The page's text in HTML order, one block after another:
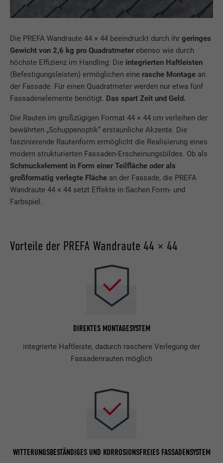
Die PREFA Wandraute 44 × 44 beeindruckt durch ihrgeringes
Gewicht von 2,6 kg pro Quadratmeter ebenso wie durch
höchste Effizienz im Handling: Die integrierten Haftleisten
(Befestigungsleisten) ermöglichen eine rasche Montage an
der Fassade. Für einen Quadratmeter werden nur etwa fünf
Fassadenelemente benötigt. Das spart Zeit und Geld.
Die Rauten im großzügigen Format 44 × 44 cm verleihen der
bewährten „Schuppenoptik” erstaunliche Akzente. Die
faszinierende Rautenform ermöglicht die Realisierung eines
modern strukturierten Fassaden-Erscheinungsbildes. Ob als
Schmuckelement in Form einer Teilfläche oder als
großformatig verlegte Fläche an der Fassade, die PREFA
Wandraute 44 × 44 setzt Effekte in Sachen Form- und
Farbspiel.
Vorteile der PREFA Wandraute 44 × 44
DIREKTES MONTAGESYSTEM
integrierte Haftleiste, dadurch raschere Verlegung der
Fassadenrauten möglich
WITTERUNGSBESTÄNDIGES UND KORROSIONSFREIES FASSADENSYSTEM